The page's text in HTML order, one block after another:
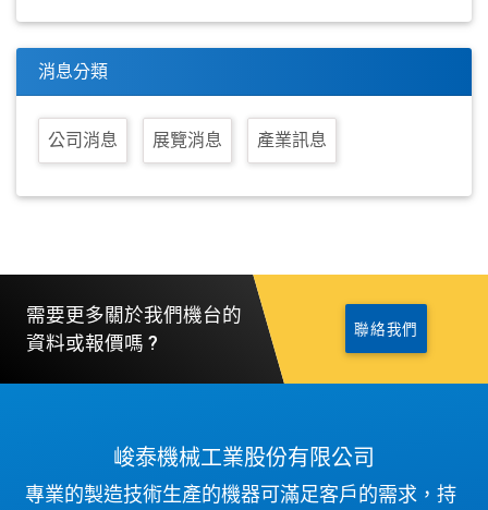
消息分類
公司消息 展覽消息 產業訊息
需要更多關於我們機台的
資料或報價嗎 ?
聯絡我們
峻泰機械工業股份有限公司
專業的製造技術生產的機器可滿足客戶的需求，持